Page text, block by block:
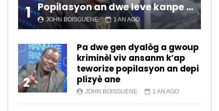
1 Popilasyon an dwe leve kanpe pou chanje sitiyasyon kawotik l’ap viv nan peyi a.
JOHN BOISGUENE 1 AN AGO
2
Pa dwe gen dyalòg a gwoup
kriminèl viv ansanm k’ap
teworize popilasyon an depi
plizyè ane
JOHN BOISGUENE 1 AN AGO